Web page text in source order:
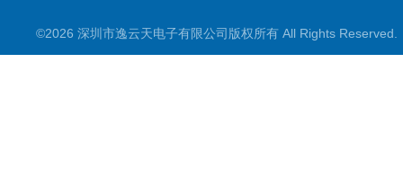
©2026 深圳市逸云天电子有限公司版权所有 All Rights